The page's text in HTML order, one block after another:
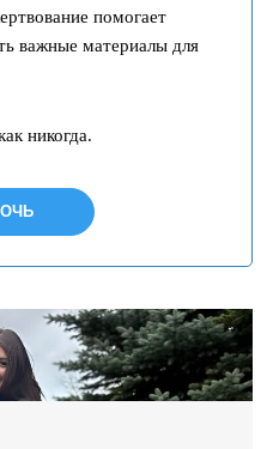
помогает
важные материалы для
никогда.